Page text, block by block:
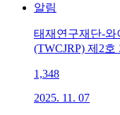
알림
태재연구재단-와
(TWCJRP) 제2호
1,348
2025. 11. 07